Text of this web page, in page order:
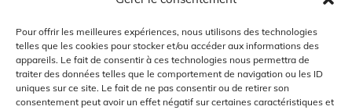
Pour offrir les meilleures expériences, nous utilisons des technologies
telles que les cookies pour stocker et/ou accéder aux informations des
appareils. Le fait de consentir à ces technologies nous permettra de
traiter des données telles que le comportement de navigation ou les ID
uniques sur ce site. Le fait de ne pas consentir ou de retirer son
consentement peut avoir un effet négatif sur certaines caractéristiques et
À PROPOS DE NOUS
AVIS DE NON-RESPONSABILITÉ